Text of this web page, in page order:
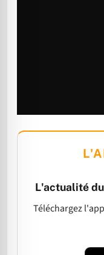
L'actualité
Téléchargez